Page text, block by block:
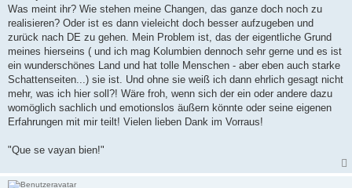
Was meint ihr? Wie stehen meine Changen, das ganze doch noch zu
realisieren? Oder ist es dann vieleicht doch besser aufzugeben und
zurück nach DE zu gehen. Mein Problem ist, das der eigentliche Grund
meines hierseins ( und ich mag Kolumbien dennoch sehr gerne und es ist
ein wunderschönes Land und hat tolle Menschen - aber eben auch starke
Schattenseiten...) sie ist. Und ohne sie weiß ich dann ehrlich gesagt nicht
mehr, was ich hier soll?! Wäre froh, wenn sich der ein oder andere dazu
womöglich sachlich und emotionslos äußern könnte oder seine eigenen
Erfahrungen mit mir teilt! Vielen lieben Dank im Vorraus!
"Que se vayan bien!"